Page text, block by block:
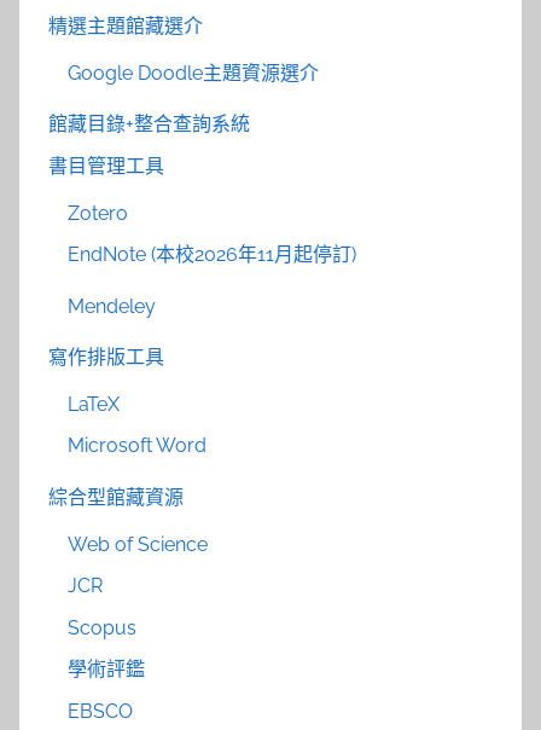
精選主題館藏選介
Google Doodle主題資源選介
館藏目錄+整合查詢系統
書目管理工具
Zotero
EndNote (本校2026年11月起停訂)
Mendeley
寫作排版工具
LaTeX
Microsoft Word
綜合型館藏資源
Web of Science
JCR
Scopus
學術評鑑
EBSCO